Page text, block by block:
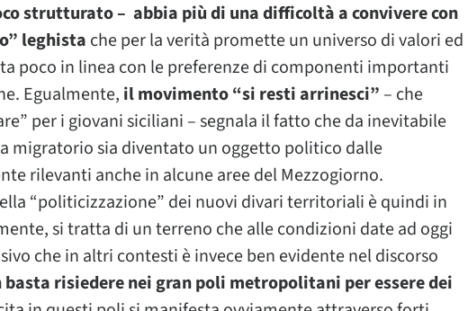
strutturato – abbia più di una difficoltà a convivere con
leghista che per la verità promette un universo di valori ed
poco in linea con le preferenze di componenti importanti
Egualmente, il movimento “si resti arrinesci” – che
per i giovani siciliani – segnala il fatto che da inevitabile
migratorio sia diventato un oggetto politico dalle
rilevanti anche in alcune aree del Mezzogiorno.
“politicizzazione” dei nuovi divari territoriali è quindi in
si tratta di un terreno che alle condizioni date ad oggi
che in altri contesti è invece ben evidente nel discorso
basta risiedere nei gran poli metropolitani per essere dei